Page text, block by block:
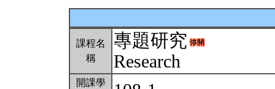
課程名
稱
專題研究
Research
開課學